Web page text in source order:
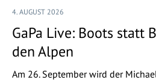
4. AUGUST 2026
GaPa Live: Boots statt
den Alpen
Am 26. September wird der